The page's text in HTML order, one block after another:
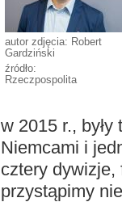
autor zdjęcia: Robert
Gardziński
źródło:
Rzeczpospolita
w 2015 r.,
Niemcami i
cztery dywizje,
przystąpimy